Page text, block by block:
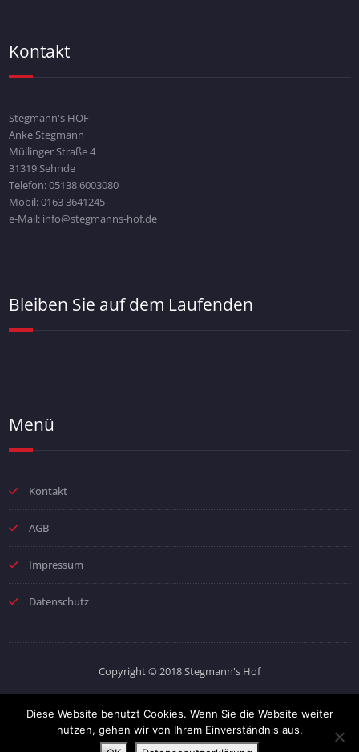
Kontakt
Stegmann's HOF
Anke Stegmann
Müllinger Straße 4
31319 Sehnde
Telefon: 05138 6003080
Mobil: 0163 3641245
e-Mail: info@stegmanns-hof.de
Bleiben Sie auf dem Laufenden
Menü
Kontakt
AGB
Impressum
Datenschutz
Copyright © 2018 Stegmann's Hof
Diese Website benutzt Cookies. Wenn Sie die Website weiter
nutzen, gehen wir von Ihrem Einverständnis aus.